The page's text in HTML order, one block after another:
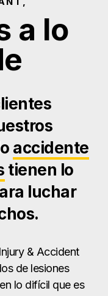
a lo
accidente
tienen lo
luchar
& Accident
de lesiones
lo difícil que es